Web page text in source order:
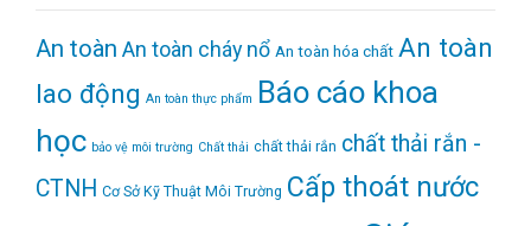
An toàn An toàn cháy nổ An toàn hóa chất An toàn
lao động An toàn thực phẩm Báo cáo khoa
học bảo vệ môi trường Chất thải chất thải rắn chất thải rắn -
CTNH Cơ Sở Kỹ Thuật Môi Trường Cấp thoát nước